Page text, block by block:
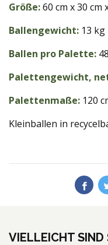
Größe:60 cm x 30 cm
Ballengewicht: 13 kg
Ballen pro Palette: 48
Palettengewicht,
Palettenmaße: 120
Kleinballen in
VIELLEICHT SIND